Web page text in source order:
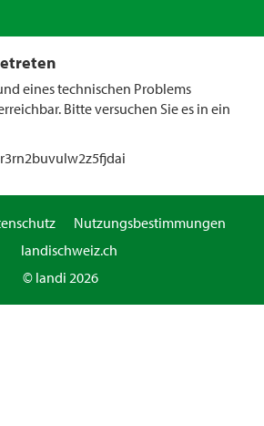
eines technischen Problems
Bitte versuchen Sie es in ein
Nutzungsbestimmungen
landischweiz.ch
© landi 2026